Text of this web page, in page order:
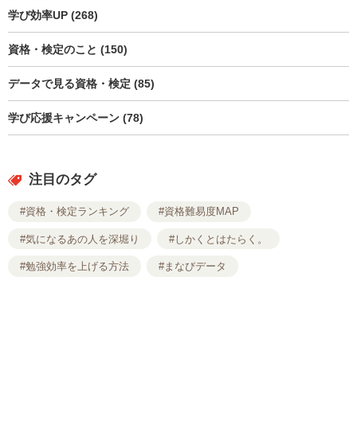
学び効率UP (268)
資格・検定のこと (150)
データで見る資格・検定 (85)
学び応援キャンペーン (78)
注目のタグ
#資格・検定ランキング #資格難易度MAP
#気になるあの人を深堀り #しかくとはたらく。
#勉強効率を上げる方法 #まなびデータ